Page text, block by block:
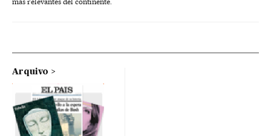
Arquivo